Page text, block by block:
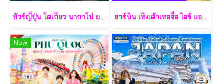
ทัวร์ญี่ปุ่น โตเกียว นากาโน่ ยามานาชิ 7 วัน - TG ฮาร์บิน เหิงเต้าเหอจื่อ ไอซ์ แอนด์ สโนว์ เวิล์ด 7 วัน 5 คืน-XJ
New